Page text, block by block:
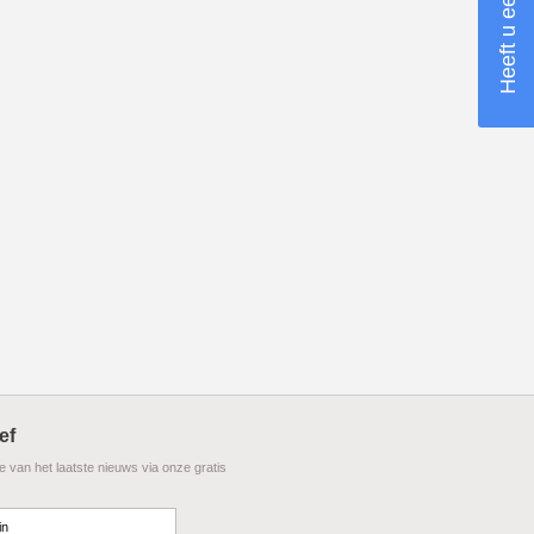
van het laatste nieuws via onze gratis